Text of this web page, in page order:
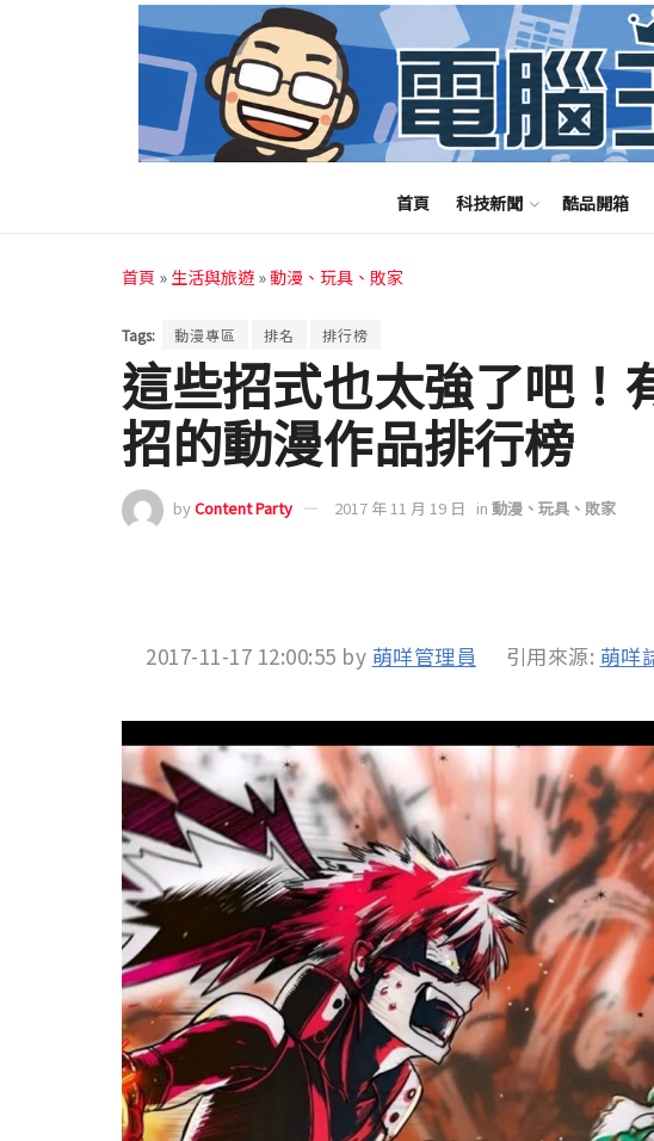
首頁 科技新聞 酷品開箱
首頁 » 生活與旅遊 » 動漫、玩具、敗家
Tags: 動漫專區 排名 排行榜
這些招式也太強了吧！
招的動漫作品排行榜
byContent Party 2017 年 11 月 19 日 in 動漫、玩具、敗家
2017-11-17 12:00:55 by 萌咩管理員 引用來源: 萌咩